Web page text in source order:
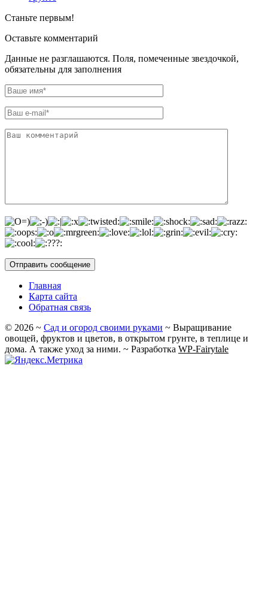
Станьте первым!
Оставьте комментарий
Данные не разглашаются. Поля, помеченные звездочкой,
обязательны для заполнения
Главная
Карта сайта
Обратная связь
© 2026 ~ Сад и огород своими руками ~ Выращивание
овощей, фруктов и цветов, в открытом грунте, в теплице и
дома. А также уход за ними. ~ Разработка WP-Fairytale